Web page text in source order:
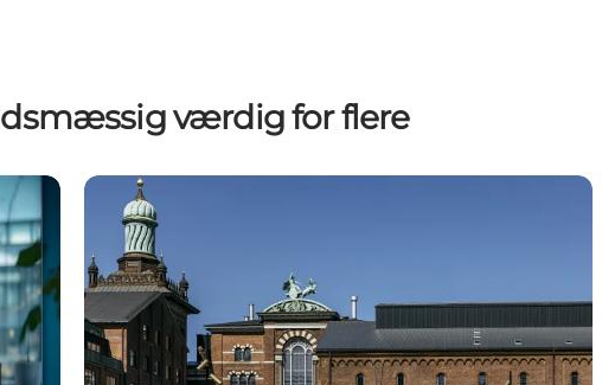
værdig for flere
Spredning